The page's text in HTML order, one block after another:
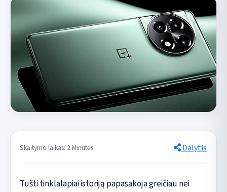
Skaitymo laikas: 2 Minutės Dalytis
Tušti tinklalapiai istoriją papasakoja greičiau nei